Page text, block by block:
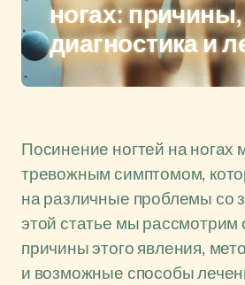
ногах: причины,
диагностика и
Посинение ногтей на ногах
тревожным симптомом,
на различные проблемы со
этой статье мы
причины этого явления,
и возможные способы